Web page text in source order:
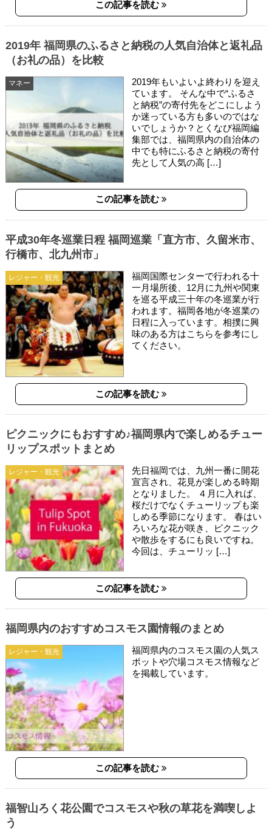
この記事を読む
マネー
2019年 福岡県のふるさと納税の人気自治体と返礼品
（お礼の品）を比較
2019年もいよいよ終わりを迎え
ています。 そんな中で“ふるさ
と納税”の寄付先をどこにしよう
か迷っている方も多いのではな
いでしょうか？とくなび福岡編
集部では、福岡県内の自治体の
中でも特にふるさと納税の寄付
先として人気の高 […]
この記事を読む
レジャー・観光
平成30年冬巡業日程 福岡巡業「直方市、久留米市、
行橋市、北九州市」
福岡国際センターで行われる十
一月場所後、12月に九州や関東
を巡る平成三十年の冬巡業が行
われます。福岡各地が冬巡業の
日程に入っています。相撲に興
味のある方はこちらを参考にし
てください。
この記事を読む
レジャー・観光
ピクニックにもおすすめ♪福岡県内で楽しめるチュー
リップスポットまとめ
先日福岡では、九州一番に開花
宣言され、花見が楽しめる時期
となりました。 ４月に入れば、
桜だけでなくチューリップも楽
しめる季節になります。 春はい
ろいろな花が咲き、ピクニック
や散歩をするにも良いですね。
今回は、チューリッ […]
この記事を読む
レジャー・観光
福岡県内のおすすめコスモス園情報のまとめ
福岡県内のコスモス園の人気ス
ポットや穴場コスモス情報など
を掲載しています。
この記事を読む
福智山ろく花公園でコスモスや秋の草花を満喫しよ
う